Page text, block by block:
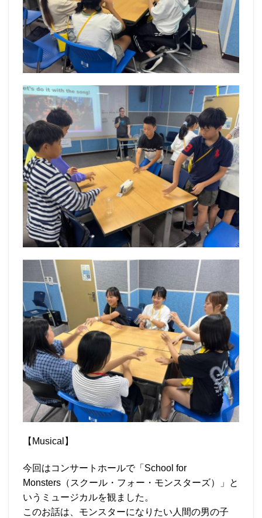
【Musical】
今回はコンサートホールで「School for
Monsters（スクール・フォー・モンスターズ）」と
いうミュージカルを観ました。
このお話は、モンスターになりたい人間の男の子